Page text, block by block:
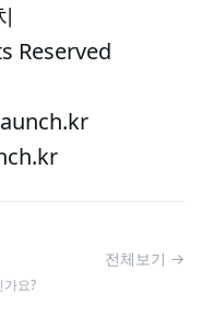
Reserved
가요?
전체보기 →